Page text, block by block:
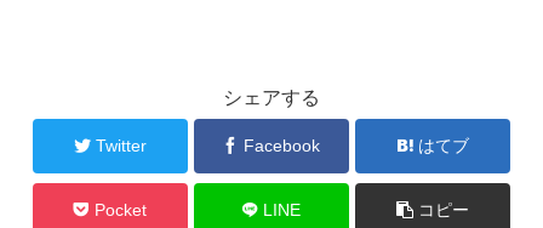
シェアする
Twitter Facebook はてブ
Pocket LINE コピー